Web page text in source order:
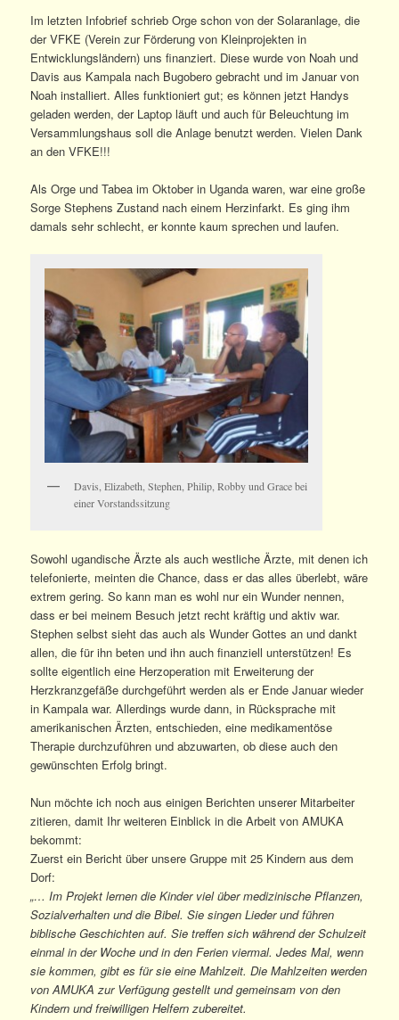
Im letzten Infobrief schrieb Orge schon von der Solaranlage, die
der VFKE (Verein zur Förderung von Kleinprojekten in
Entwicklungsländern) uns finanziert. Diese wurde von Noah und
Davis aus Kampala nach Bugobero gebracht und im Januar von
Noah installiert. Alles funktioniert gut; es können jetzt Handys
geladen werden, der Laptop läuft und auch für Beleuchtung im
Versammlungshaus soll die Anlage benutzt werden. Vielen Dank
an den VFKE!!!
Als Orge und Tabea im Oktober in Uganda waren, war eine große
Sorge Stephens Zustand nach einem Herzinfarkt. Es ging ihm
damals sehr schlecht, er konnte kaum sprechen und laufen.
Davis, Elizabeth, Stephen, Philip, Robby und Grace bei
einer Vorstandssitzung
Sowohl ugandische Ärzte als auch westliche Ärzte, mit denen ich
telefonierte, meinten die Chance, dass er das alles überlebt, wäre
extrem gering. So kann man es wohl nur ein Wunder nennen,
dass er bei meinem Besuch jetzt recht kräftig und aktiv war.
Stephen selbst sieht das auch als Wunder Gottes an und dankt
allen, die für ihn beten und ihn auch finanziell unterstützen! Es
sollte eigentlich eine Herzoperation mit Erweiterung der
Herzkranzgefäße durchgeführt werden als er Ende Januar wieder
in Kampala war. Allerdings wurde dann, in Rücksprache mit
amerikanischen Ärzten, entschieden, eine medikamentöse
Therapie durchzuführen und abzuwarten, ob diese auch den
gewünschten Erfolg bringt.
Nun möchte ich noch aus einigen Berichten unserer Mitarbeiter
zitieren, damit Ihr weiteren Einblick in die Arbeit von AMUKA
bekommt:
Zuerst ein Bericht über unsere Gruppe mit 25 Kindern aus dem
Dorf:
„… Im Projekt lernen die Kinder viel über medizinische Pflanzen,
Sozialverhalten und die Bibel. Sie singen Lieder und führen
biblische Geschichten auf. Sie treffen sich während der Schulzeit
einmal in der Woche und in den Ferien viermal. Jedes Mal, wenn
sie kommen, gibt es für sie eine Mahlzeit. Die Mahlzeiten werden
von AMUKA zur Verfügung gestellt und gemeinsam von den
Kindern und freiwilligen Helfern zubereitet.